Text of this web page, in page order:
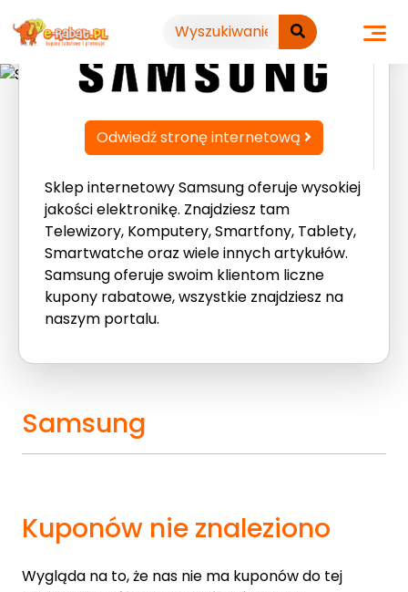
do
treści
Odwiedź stronę internetową
Sklep internetowy Samsung oferuje wysokiej
jakości elektronikę. Znajdziesz tam
Telewizory, Komputery, Smartfony, Tablety,
Smartwatche oraz wiele innych artykułów.
Samsung oferuje swoim klientom liczne
kupony rabatowe, wszystkie znajdziesz na
naszym portalu.
Samsung
Kuponów nie znaleziono
Wygląda na to, że nas nie ma kuponów do tej